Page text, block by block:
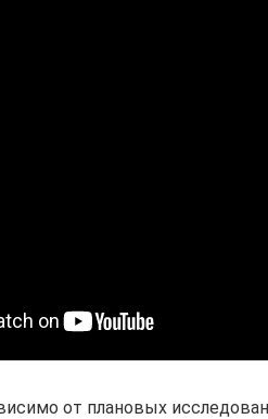
от плановых